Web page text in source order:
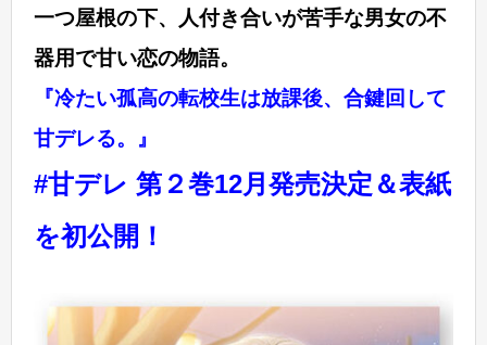
一つ屋根の下、人付き合いが苦手な男女の不
器用で甘い恋の物語。
『冷たい孤高の転校生は放課後、合鍵回して
甘デレる。』
#甘デレ 第２巻12月発売決定＆表紙
を初公開！